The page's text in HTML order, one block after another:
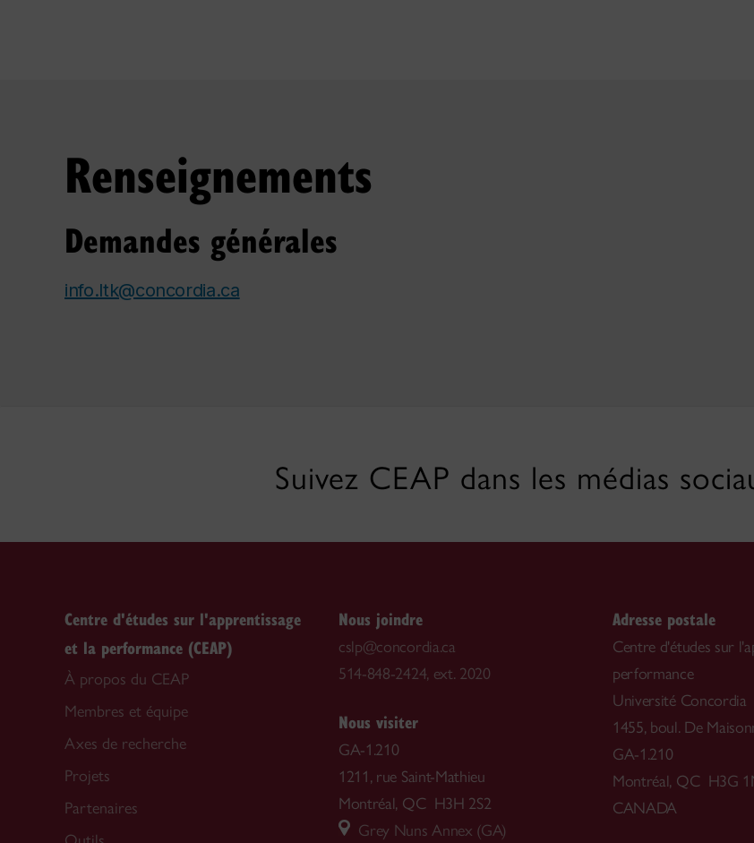
Renseignements
Demandes générales
info.ltk@concordia.ca
Suivez CEAP dans les médias
Centre d'études sur l'apprentissage
et la performance (CEAP)
À propos du CEAP
Membres et équipe
Axes de recherche
Projets
Partenaires
Nous joindre
cslp@concordia.ca
514-848-2424, ext. 2020
Nous visiter
GA-1.210
1211, rue Saint-Mathieu
Montréal, QC H3H 2S2
Grey Nuns Annex (GA)
Adresse postale
Centre d'études sur
performance
Université Concordia
1455, boul. De
GA-1.210
Montréal, QC H3G
CANADA